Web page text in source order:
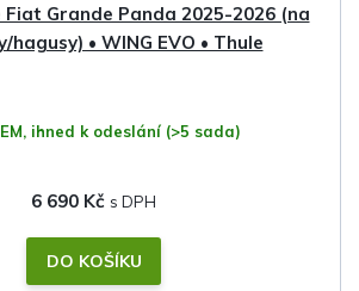
Fiat Grande Panda 2025-2026 (na
hagusy) • WING EVO • Thule
ihned k odeslání (>5 sada)
6 690 Kč
DO KOŠÍKU